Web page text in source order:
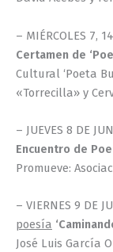
– MIÉRCOLES 7,
Certamen de
Cultural ‘Poeta
«Torrecilla» y
– JUEVES 8 DE
Encuentro de
Promueve:
– VIERNES 9 DE
poesía
José Luis García